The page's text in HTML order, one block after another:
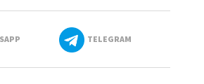
TELEGRAM